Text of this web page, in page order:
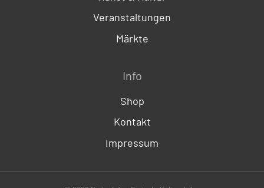
Veranstaltungen
Märkte
Info
Shop
Kontakt
Impressum